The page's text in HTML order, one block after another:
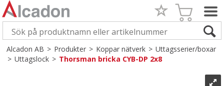
Alcadon AB>Produkter>Koppar nätverk>Uttagsserier/boxar
>Uttagslock>Thorsman bricka CYB-DP 2x8